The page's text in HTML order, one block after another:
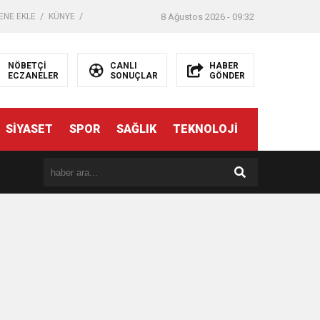
EKLE KÜNYE 8 Ağustos 2026 - 09:32
NÖBETÇİ
ECZANELER
CANLI
SONUÇLAR
HABER
GÖNDER
SİYASET SPOR SAĞLIK TEKNOLOJİ